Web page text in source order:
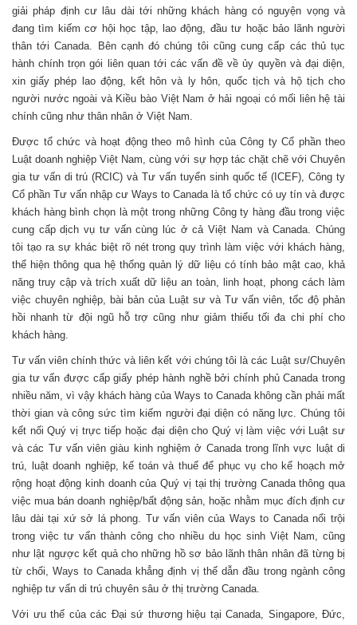
giải pháp định cư lâu dài tới những khách hàng có nguyện vọng và
đang tìm kiếm cơ hội học tập, lao động, đầu tư hoặc bảo lãnh người
thân tới Canada. Bên cạnh đó chúng tôi cũng cung cấp các thủ tục
hành chính trọn gói liên quan tới các vấn đề về ủy quyền và đại diện,
xin giấy phép lao động, kết hôn và ly hôn, quốc tịch và hộ tịch cho
người nước ngoài và Kiều bào Việt Nam ở hải ngoại có mối liên hệ tài
chính cũng như thân nhân ở Việt Nam.
Được tổ chức và hoạt động theo mô hình của Công ty Cổ phần theo
Luật doanh nghiệp Việt Nam, cùng với sự hợp tác chặt chẽ với Chuyên
gia tư vấn di trú (RCIC) và Tư vấn tuyển sinh quốc tế (ICEF), Công ty
Cổ phần Tư vấn nhập cư Ways to Canada là tổ chức có uy tín và được
khách hàng bình chọn là một trong những Công ty hàng đầu trong việc
cung cấp dịch vụ tư vấn cùng lúc ở cả Việt Nam và Canada. Chúng
tôi tạo ra sự khác biệt rõ nét trong quy trình làm việc với khách hàng,
thể hiện thông qua hệ thống quản lý dữ liệu có tính bảo mật cao, khả
năng truy cập và trích xuất dữ liệu an toàn, linh hoạt, phong cách làm
việc chuyên nghiệp, bài bản của Luật sư và Tư vấn viên, tốc độ phản
hồi nhanh từ đội ngũ hỗ trợ cũng như giảm thiểu tối đa chi phí cho
khách hàng.
Tư vấn viên chính thức và liên kết với chúng tôi là các Luật sư/Chuyên
gia tư vấn được cấp giấy phép hành nghề bởi chính phủ Canada trong
nhiều năm, vì vậy khách hàng của Ways to Canada không cần phải mất
thời gian và công sức tìm kiếm người đại diện có năng lực. Chúng tôi
kết nối Quý vị trực tiếp hoặc đại diện cho Quý vị làm việc với Luật sư
và các Tư vấn viên giàu kinh nghiệm ở Canada trong lĩnh vực luật di
trú, luật doanh nghiệp, kế toán và thuế để phục vụ cho kế hoạch mở
rộng hoạt động kinh doanh của Quý vị tại thị trường Canada thông qua
việc mua bán doanh nghiệp/bất động sản, hoặc nhằm mục đích định cư
lâu dài tại xứ sở lá phong. Tư vấn viên của Ways to Canada nổi trội
trong việc tư vấn thành công cho nhiều du học sinh Việt Nam, cũng
như lật ngược kết quả cho những hồ sơ bảo lãnh thân nhân đã từng bị
từ chối, Ways to Canada khẳng định vị thế dẫn đầu trong ngành công
nghiệp tư vấn di trú chuyên sâu ở thị trường Canada.
Với ưu thế của các Đại sứ thương hiệu tại Canada, Singapore, Đức,